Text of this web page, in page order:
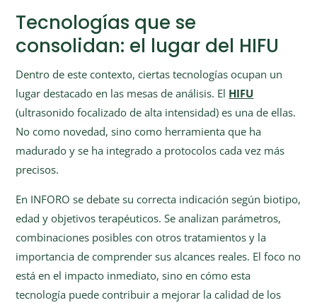
Tecnologías que se
consolidan: el lugar del HIFU
Dentro de este contexto, ciertas tecnologías ocupan un
lugar destacado en las mesas de análisis. El HIFU
(ultrasonido focalizado de alta intensidad) es una de ellas.
No como novedad, sino como herramienta que ha
madurado y se ha integrado a protocolos cada vez más
precisos.
En INFORO se debate su correcta indicación según biotipo,
edad y objetivos terapéuticos. Se analizan parámetros,
combinaciones posibles con otros tratamientos y la
importancia de comprender sus alcances reales. El foco no
está en el impacto inmediato, sino en cómo esta
tecnología puede contribuir a mejorar la calidad de los